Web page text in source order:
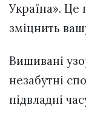
Україна». Це
зміцнить
Вишивані
незабутні
підвладні